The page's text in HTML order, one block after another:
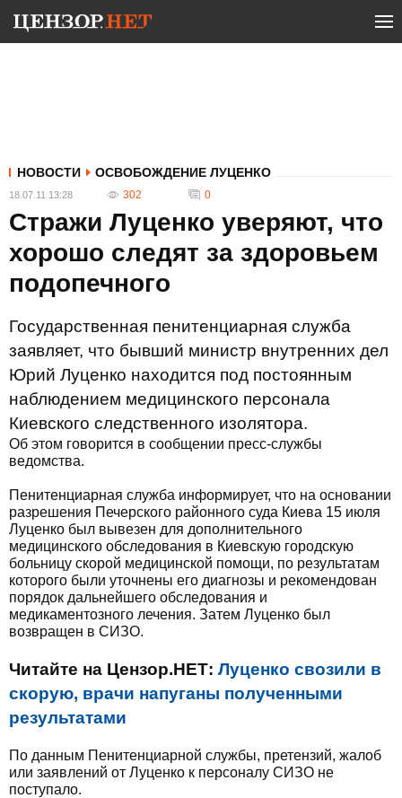
НОВОСТИ ОСВОБОЖДЕНИЕ ЛУЦЕНКО
18.07.11 13:28 302 0
Стражи Луценко уверяют, что
хорошо следят за здоровьем
подопечного
Государственная пенитенциарная служба
заявляет, что бывший министр внутренних дел
Юрий Луценко находится под постоянным
наблюдением медицинского персонала
Киевского следственного изолятора.
Об этом говорится в сообщении пресс-службы
ведомства.
Пенитенциарная служба информирует, что на основании
разрешения Печерского районного суда Киева 15 июля
Луценко был вывезен для дополнительного
медицинского обследования в Киевскую городскую
больницу скорой медицинской помощи, по результатам
которого были уточнены его диагнозы и рекомендован
порядок дальнейшего обследования и
медикаментозного лечения. Затем Луценко был
возвращен в СИЗО.
Читайте на Цензор.НЕТ: Луценко свозили в
скорую, врачи напуганы полученными
результатами
По данным Пенитенциарной службы, претензий, жалоб
или заявлений от Луценко к персоналу СИЗО не
поступало.